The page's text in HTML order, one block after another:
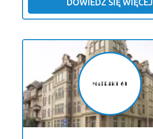
DOWIEDZ SIĘ WIĘCEJ